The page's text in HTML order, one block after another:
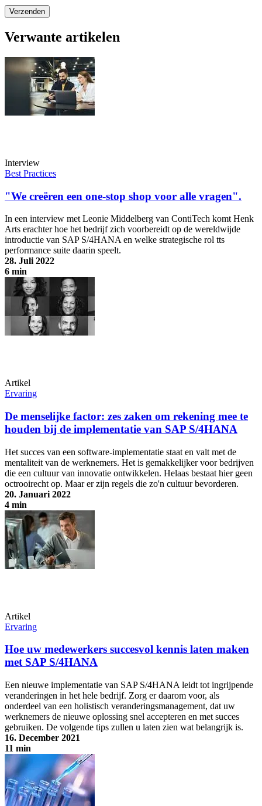
Verwante artikelen
Interview
Best Practices
"We creëren een one-stop shop voor alle vragen".
In een interview met Leonie Middelberg van ContiTech komt Henk
Arts erachter hoe het bedrijf zich voorbereidt op de wereldwijde
introductie van SAP S/4HANA en welke strategische rol tts
performance suite daarin speelt.
28. Juli 2022
6 min
"We creëren een one-stop shop voor alle vragen".
Artikel
Ervaring
De menselijke factor: zes zaken om rekening mee te
houden bij de implementatie van SAP S/4HANA
Het succes van een software-implementatie staat en valt met de
mentaliteit van de werknemers. Het is gemakkelijker voor bedrijven
die een cultuur van innovatie ontwikkelen. Helaas bestaat hier geen
octrooirecht op. Maar er zijn regels die zo'n cultuur bevorderen.
20. Januari 2022
4 min
De menselijke factor: zes zaken om rekening mee te houden bij de
implementatie van SAP S/4HANA
Artikel
Ervaring
Hoe uw medewerkers succesvol kennis laten maken
met SAP S/4HANA
Een nieuwe implementatie van SAP S/4HANA leidt tot ingrijpende
veranderingen in het hele bedrijf. Zorg er daarom voor, als
onderdeel van een holistisch veranderingsmanagement, dat uw
werknemers de nieuwe oplossing snel accepteren en met succes
gebruiken. De volgende tips zullen u laten zien wat belangrijk is.
16. December 2021
11 min
Hoe uw medewerkers succesvol kennis laten maken met SAP
S/4HANA